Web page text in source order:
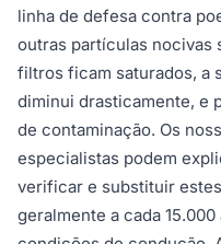
linha de defesa contra
outras partículas nocivas
filtros ficam saturados, a
diminui drasticamente, e
de contaminação. Os
especialistas podem
verificar e substituir
geralmente a cada